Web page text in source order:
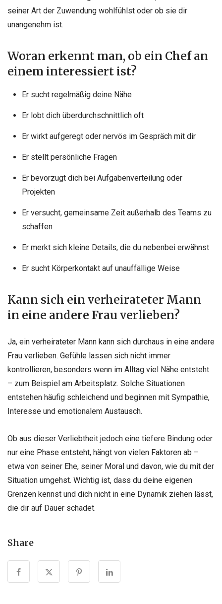
seiner Art der Zuwendung wohlfühlst oder ob sie dir
unangenehm ist.
Woran erkennt man, ob ein Chef an
einem interessiert ist?
Er sucht regelmäßig deine Nähe
Er lobt dich überdurchschnittlich oft
Er wirkt aufgeregt oder nervös im Gespräch mit dir
Er stellt persönliche Fragen
Er bevorzugt dich bei Aufgabenverteilung oder
Projekten
Er versucht, gemeinsame Zeit außerhalb des Teams zu
schaffen
Er merkt sich kleine Details, die du nebenbei erwähnst
Er sucht Körperkontakt auf unauffällige Weise
Kann sich ein verheirateter Mann
in eine andere Frau verlieben?
Ja, ein verheirateter Mann kann sich durchaus in eine andere
Frau verlieben. Gefühle lassen sich nicht immer
kontrollieren, besonders wenn im Alltag viel Nähe entsteht
– zum Beispiel am Arbeitsplatz. Solche Situationen
entstehen häufig schleichend und beginnen mit Sympathie,
Interesse und emotionalem Austausch.
Ob aus dieser Verliebtheit jedoch eine tiefere Bindung oder
nur eine Phase entsteht, hängt von vielen Faktoren ab –
etwa von seiner Ehe, seiner Moral und davon, wie du mit der
Situation umgehst. Wichtig ist, dass du deine eigenen
Grenzen kennst und dich nicht in eine Dynamik ziehen lässt,
die dir auf Dauer schadet.
Share